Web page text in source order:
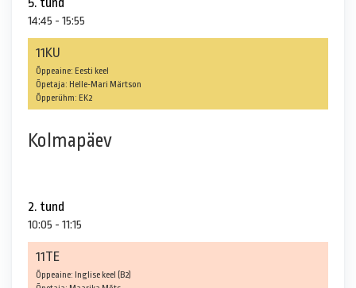
14:45 - 15:55
11KU
Õppeaine: Eesti keel
Õpetaja: Helle-Mari Märtson
Õpperühm: EK2
Kolmapäev
2. tund
10:05 - 11:15
11TE
Õppeaine: Inglise keel (B2)